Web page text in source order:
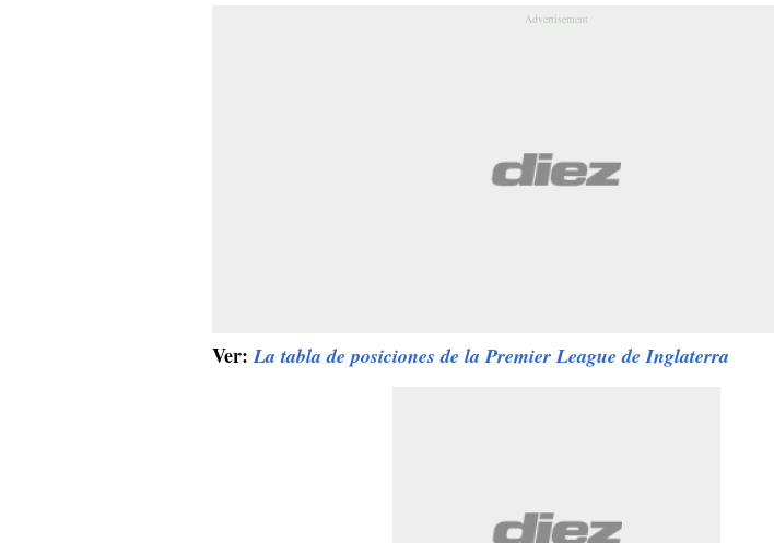
Ver: La tabla de posiciones de la Premier League de Inglaterra